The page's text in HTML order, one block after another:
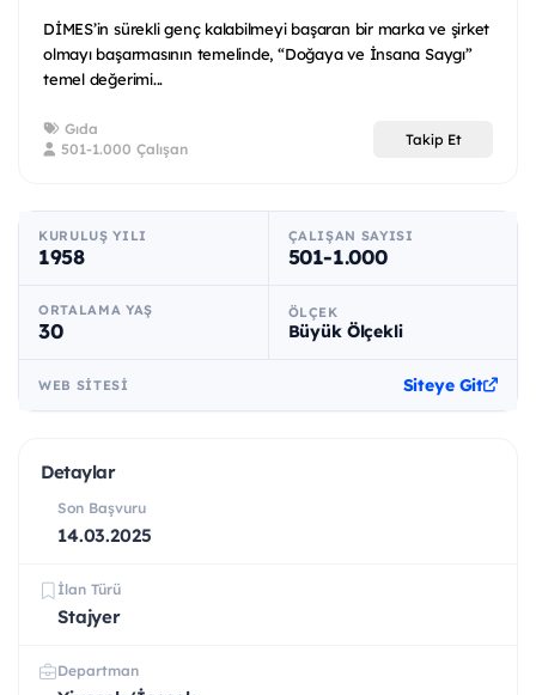
DİMES’in sürekli genç kalabilmeyi başaran bir marka ve şirket
olmayı başarmasının temelinde, “Doğaya ve İnsana Saygı”
temel değerimi...
Gıda
501-1.000 Çalışan
Takip Et
KURULUŞ YILI
1958
ÇALIŞAN SAYISI
501-1.000
ORTALAMA YAŞ
30
ÖLÇEK
Büyük Ölçekli
WEB SITESI Siteye Git
Detaylar
Son Başvuru
14.03.2025
İlan Türü
Stajyer
Departman